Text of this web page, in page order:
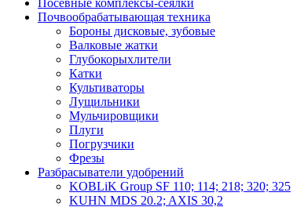
Посевные комплексы-сеялки
Почвообрабатывающая техника
Бороны дисковые, зубовые
Валковые жатки
Глубокорыхлители
Катки
Культиваторы
Лущильники
Мульчировщики
Плуги
Погрузчики
Фрезы
Разбрасыватели удобрений
KOBLiK Group SF 110; 114; 218; 320; 325
KUHN MDS 20.2; AXIS 30,2